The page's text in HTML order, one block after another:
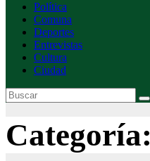
Política
Comuna
Deportes
Entrevistas
Cultura
Ciudad
Categoría: